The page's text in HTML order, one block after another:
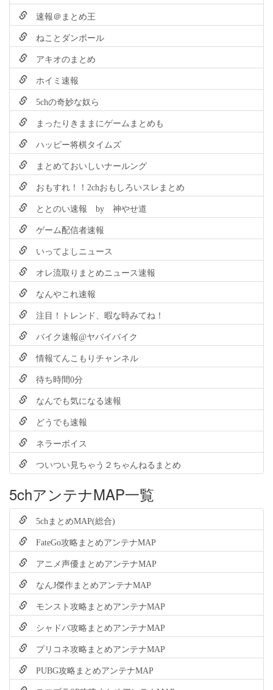
速報＠まとめ王
ねことダンボール
アキオのまとめ
ホイミ速報
5chの奇妙な奴ら
まったりきままにゲームまとめも
ハッピー将棋タイムズ
まとめておいしいナールング
おもすれ！！2chおもしろいスレまとめ
ととのい速報 by 神やせ道
ゲーム配信者速報
いってよしニュース
オレ流取りまとめニュース速報
なんやこれ速報
注目！トレンド、暇な時みてね！
バイク速報@ヤバイバイク
情報てんこもりチャンネル
待ち時間0分
なんでも気になる速報
どうでも速報
ネラーボイス
ついつい見ちゃう２ちゃんねるまとめ
5chアンテナMAP一覧
5chまとめMAP(総合)
FateGo攻略まとめアンテナMAP
アニメ声優まとめアンテナMAP
なんJ傑作まとめアンテナMAP
モンスト攻略まとめアンテナMAP
シャドバ攻略まとめアンテナMAP
プリコネ攻略まとめアンテナMAP
PUBG攻略まとめアンテナMAP